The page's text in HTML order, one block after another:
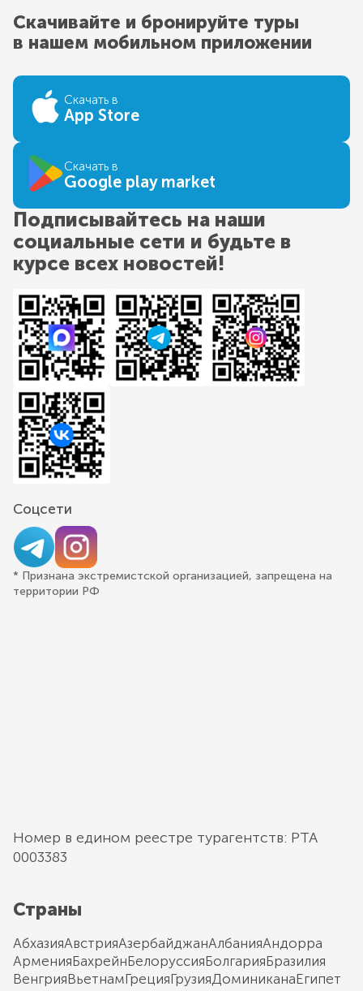
Скачивайте и бронируйте туры
в нашем мобильном приложении
Скачать в
App Store
Скачать в
Google play market
Подписывайтесь на наши
социальные сети и будьте в
курсе всех новостей!
Соцсети
* Признана экстремистской организацией, запрещена на
территории РФ
Номер в едином реестре турагентств: РТА
0003383
Страны
АбхазияАвстрияАзербайджанАлбанияАндорра
АрменияБахрейнБелоруссияБолгарияБразилия
ВенгрияВьетнамГрецияГрузияДоминиканаЕгипет